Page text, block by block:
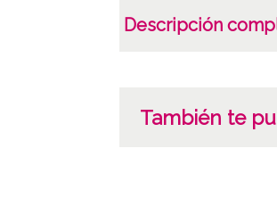
Descripción
También te